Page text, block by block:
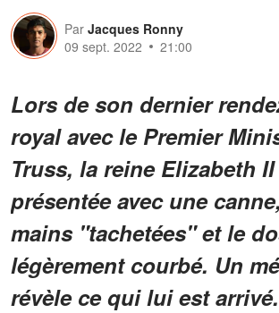
Par Jacques Ronny
09 sept. 2022
21:00
Lors de son dernier
royal avec le Premier
Truss, la reine Elizabeth
présentée avec une
mains "tachetées" et le
légèrement courbé. Un
révèle ce qui lui est arrivé.